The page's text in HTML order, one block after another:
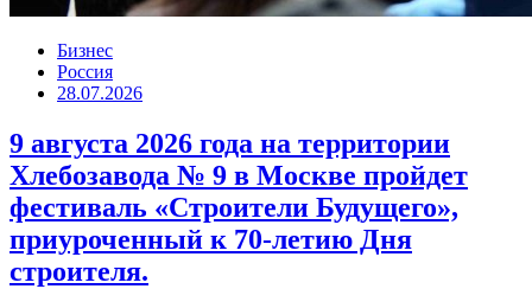
Бизнес
Россия
28.07.2026
9 августа 2026 года на территории
Хлебозавода № 9 в Москве пройдет
фестиваль «Строители Будущего»,
приуроченный к 70-летию Дня
строителя.